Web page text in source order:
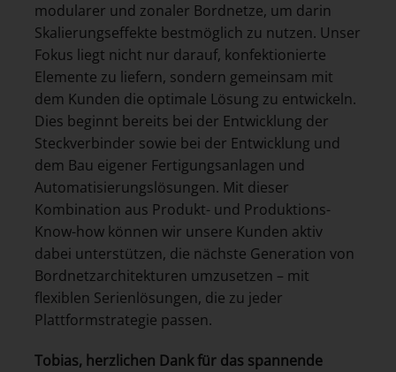
modularer und zonaler Bordnetze, um darin
Skalierungseffekte bestmöglich zu nutzen. Unser
Fokus liegt nicht nur darauf, konfektionierte
Elemente zu liefern, sondern gemeinsam mit
dem Kunden die optimale Lösung zu entwickeln.
Dies beginnt bereits bei der Entwicklung der
Steckverbinder sowie bei der Entwicklung und
dem Bau eigener Fertigungsanlagen und
Automatisierungslösungen. Mit dieser
Kombination aus Produkt- und Produktions-
Know-how können wir unsere Kunden aktiv
dabei unterstützen, die nächste Generation von
Bordnetzarchitekturen umzusetzen – mit
flexiblen Serienlösungen, die zu jeder
Plattformstrategie passen.
Tobias, herzlichen Dank für das spannende